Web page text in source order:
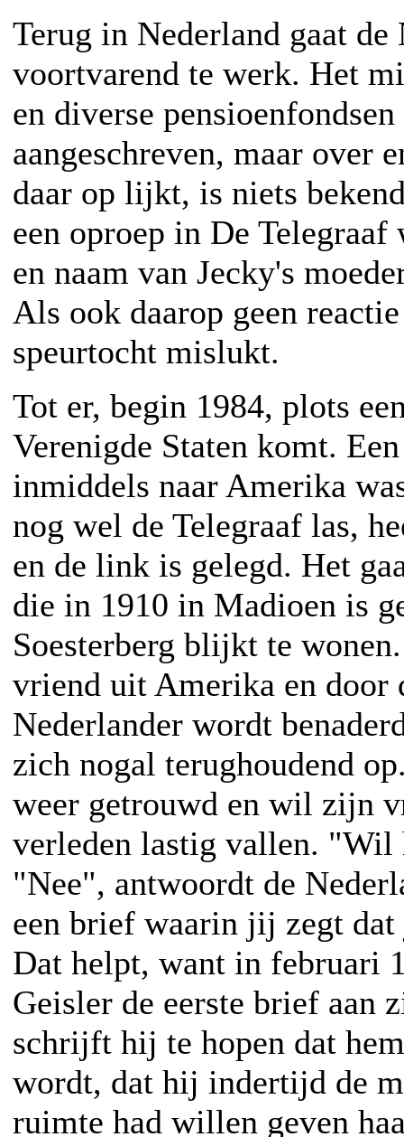
Terug in Nederland gaat de
voortvarend te werk. Het
en diverse
aangeschreven, maar over
daar op lijkt, is niets
een oproep in De
en naam van Jecky's
Als ook daarop geen
speurtocht mislukt.
Tot er, begin 1984, plots
Verenigde Staten komt.
inmiddels naar Amerika
nog wel de Telegraaf las,
en de link is gelegd. Het
die in 1910 in Madioen is
Soesterberg blijkt te
vriend uit Amerika en door
Nederlander wordt
zich nogal terughoudend
weer getrouwd en wil zijn
verleden lastig vallen.
"Nee", antwoordt de
een brief waarin jij zegt
Dat helpt, want in februari
Geisler de eerste brief aan
schrijft hij te hopen dat
wordt, dat hij indertijd de
ruimte had willen geven